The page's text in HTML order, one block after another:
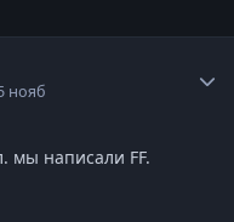
нояб
мы написали FF.